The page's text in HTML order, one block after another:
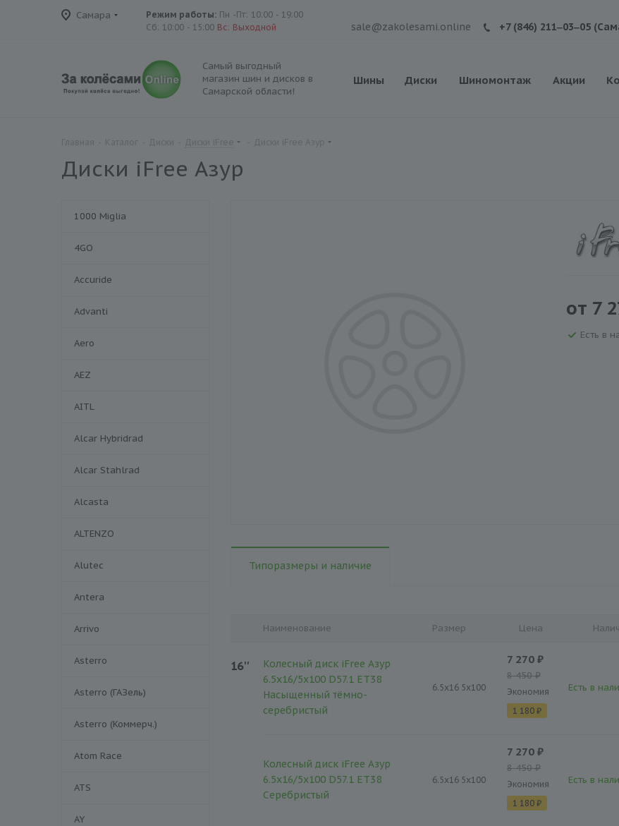
Самара Режим работы: Пн -Пт: 10:00 - 19:00
Сб: 10:00 - 15:00 Вс: Выходной sale@zakolesami.online +7 (846) 211‒03‒05
Самый выгодный
магазин шин и дисков в
Самарской области!
Шины Диски Шиномонтаж Акции
Диски iFree Азур
от 7
Есть в
Типоразмеры и наличие
Наименование Размер Цена
16''
Колесный диск iFree Азур
6.5x16/5x100 D57.1 ET38
Насыщенный тёмно-
серебристый
6.5x16 5x100
7 270 ₽
8 450 ₽
Экономия
1 180 ₽
Есть в
Колесный диск iFree Азур
6.5x16/5x100 D57.1 ET38
Серебристый
6.5x16 5x100
7 270 ₽
8 450 ₽
Экономия
1 180 ₽
Есть в
1000 Miglia
4GO
Accuride
Advanti
Aero
AEZ
AITL
Alcar Hybridrad
Alcar Stahlrad
Alcasta
ALTENZO
Alutec
Antera
Arrivo
Asterro
Asterro (ГАЗель)
Asterro (Коммерч.)
Atom Race
ATS
AY